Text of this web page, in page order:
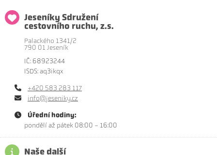
Jeseníky Sdružení
cestovního ruchu, z.s.
Palackého 1341/2
790 01 Jeseník
IČ: 68923244
ISDS: aq3ikqx
+420 583 283 117
info@jeseniky.cz
Úřední hodiny:
pondělí až pátek 08:00 - 16:00
Naše další